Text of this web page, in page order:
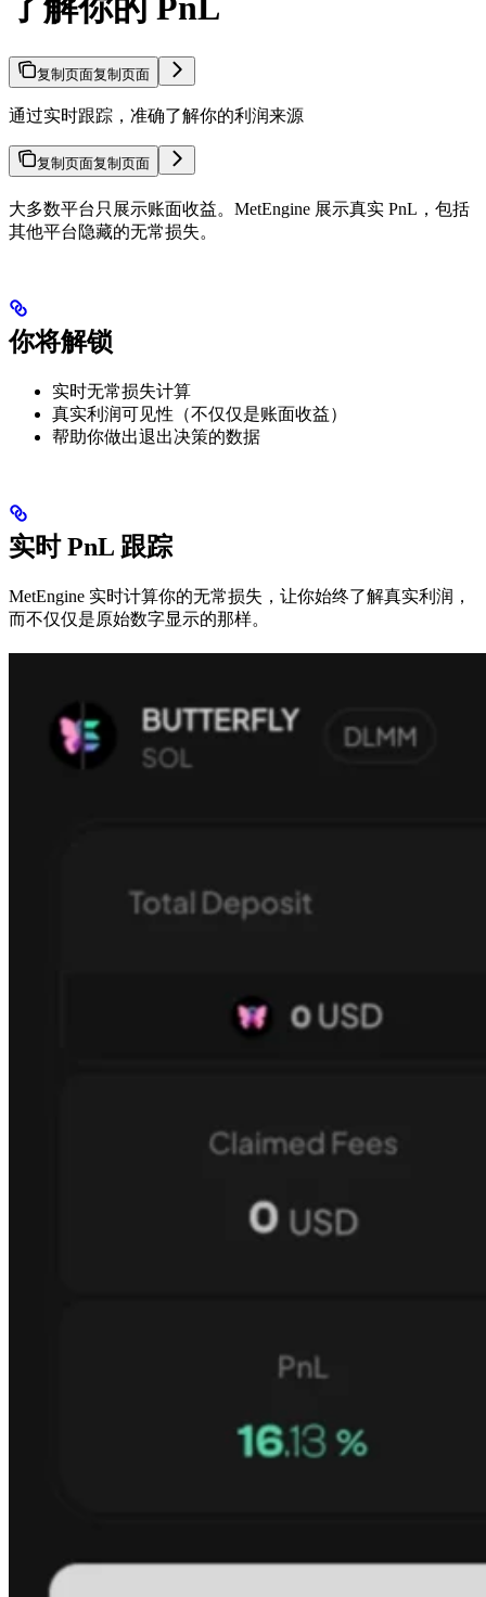
了解你的 PnL
复制页面复制页面
通过实时跟踪，准确了解你的利润来源
复制页面复制页面
大多数平台只展示账面收益。MetEngine 展示真实 PnL，包括
其他平台隐藏的无常损失。
你将解锁
实时无常损失计算
真实利润可见性（不仅仅是账面收益）
帮助你做出退出决策的数据
实时 PnL 跟踪
MetEngine 实时计算你的无常损失，让你始终了解真实利润，
而不仅仅是原始数字显示的那样。